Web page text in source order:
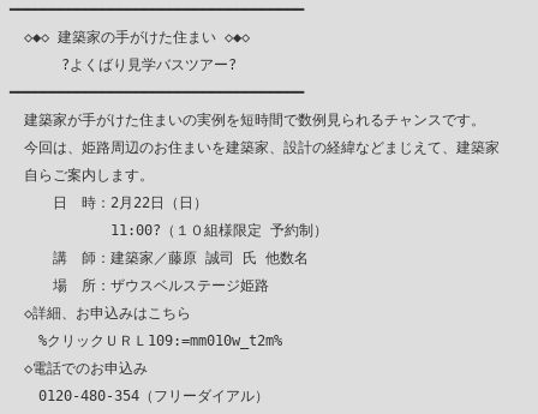
━━━━━━━━━━━━━━━━━━━━━━━━━━━━━━━━━━━
◇◆◇ 建築家の手がけた住まい ◇◆◇
?よくばり見学バスツアー?
━━━━━━━━━━━━━━━━━━━━━━━━━━━━━━━━━━━
建築家が手がけた住まいの実例を短時間で数例見られるチャンスです。
今回は、姫路周辺のお住まいを建築家、設計の経緯などまじえて、建築家
自らご案内します。
日　時：2月22日（日）
11:00?（１０組様限定 予約制）
講　師：建築家／藤原 誠司 氏 他数名
場　所：ザウスベルステージ姫路
◇詳細、お申込みはこちら
%クリックＵＲＬ109:=mm010w_t2m%
◇電話でのお申込み
0120-480-354（フリーダイアル）